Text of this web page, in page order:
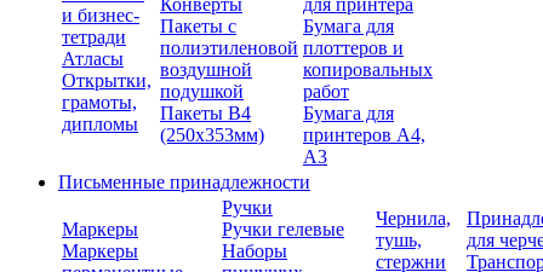
и бизнес-
тетради
Атласы
Открытки,
грамоты,
дипломы
Конверты
Пакеты с
полиэтиленовой
воздушной
подушкой
Пакеты В4
(250х353мм)
для принтера
Бумага для
плоттеров и
копировальных
работ
Бумага для
принтеров А4,
А3
Письменные принадлежности
Маркеры
Маркеры
Ручки
Ручки гелевые
Наборы
Чернила,
тушь,
стержни
для